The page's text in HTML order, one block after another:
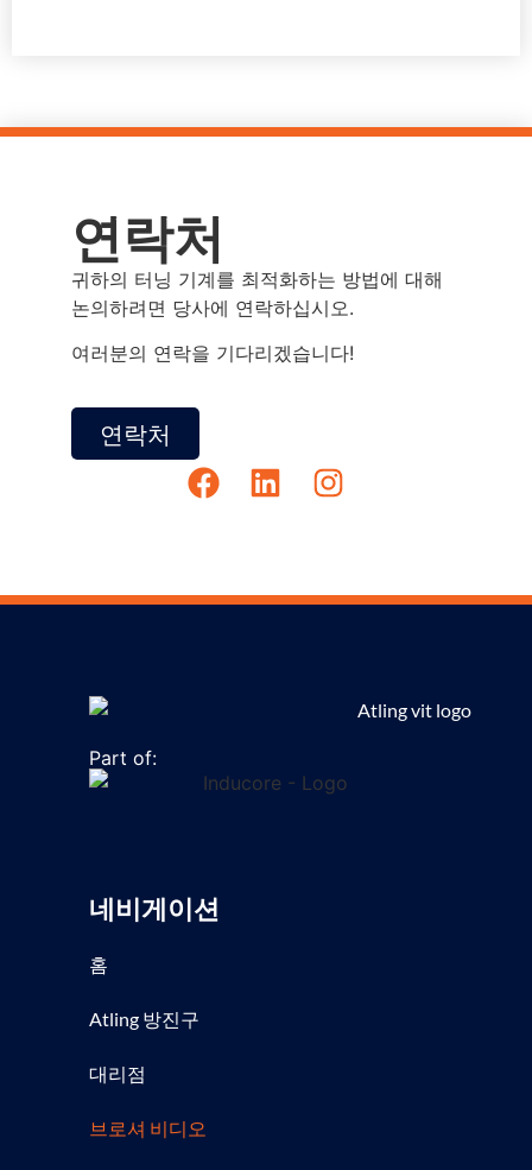
연락처
귀하의 터닝 기계를 최적화하는 방법에 대해
논의하려면 당사에 연락하십시오.
여러분의 연락을 기다리겠습니다!
연락처
Part of:
네비게이션
홈
Atling 방진구
대리점
브로셔 비디오